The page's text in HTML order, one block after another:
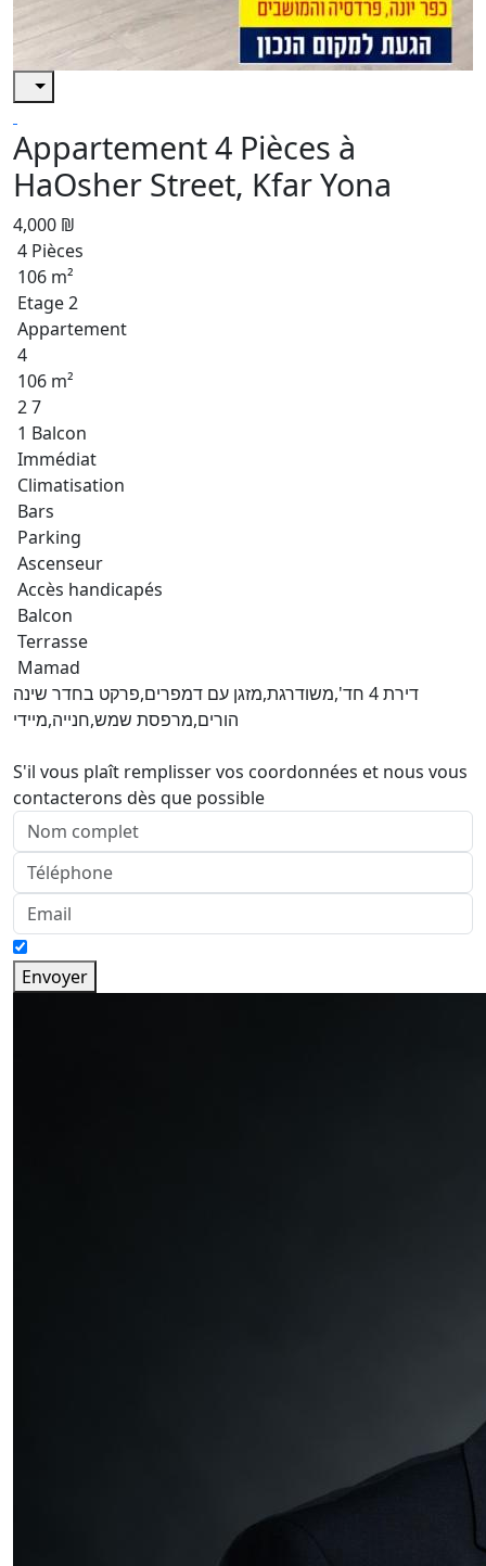
Appartement 4 Pièces à
HaOsher Street, Kfar Yona
4,000 ₪
4 Pièces
106 m²
Etage 2
Appartement
4
106 m²
2 7
1 Balcon
Immédiat
Climatisation
Bars
Parking
Ascenseur
Accès handicapés
Balcon
Terrasse
Mamad
דירת 4 חד',משודרגת,מזגן עם דמפרים,פרקט בחדר שינה
הורים,מרפסת שמש,חנייה,מיידי
S'il vous plaît remplisser vos coordonnées et nous vous
contacterons dès que possible
Envoyer